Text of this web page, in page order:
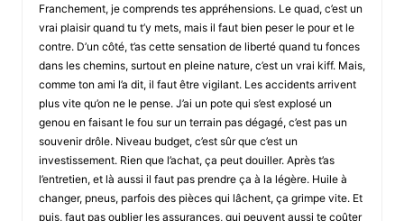
Franchement, je comprends tes appréhensions. Le quad, c’est un
vrai plaisir quand tu t’y mets, mais il faut bien peser le pour et le
contre. D’un côté, t’as cette sensation de liberté quand tu fonces
dans les chemins, surtout en pleine nature, c’est un vrai kiff. Mais,
comme ton ami l’a dit, il faut être vigilant. Les accidents arrivent
plus vite qu’on ne le pense. J’ai un pote qui s’est explosé un
genou en faisant le fou sur un terrain pas dégagé, c’est pas un
souvenir drôle. Niveau budget, c’est sûr que c’est un
investissement. Rien que l’achat, ça peut douiller. Après t’as
l’entretien, et là aussi il faut pas prendre ça à la légère. Huile à
changer, pneus, parfois des pièces qui lâchent, ça grimpe vite. Et
puis, faut pas oublier les assurances, qui peuvent aussi te coûter